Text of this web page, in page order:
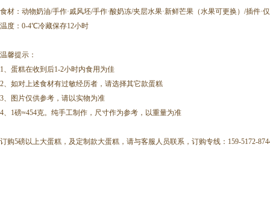
食材： 动物奶油/手作·戚风坯/手作·酸奶冻/夹层水果·新鲜芒果（水果可更换）/插件·
温度：0-4℃冷藏保存12小时
温馨提示：
1、蛋糕在收到后1-2小时内食用为佳
2、如对上述食材有过敏经历者，请选择其它款蛋糕
3、图片仅供参考，请以实物为准
4、1磅≈454克。纯手工制作，尺寸作为参考，以重量为准
订购5磅以上大蛋糕，及定制款大蛋糕，请与客服人员联系，订购专线：159-5172-